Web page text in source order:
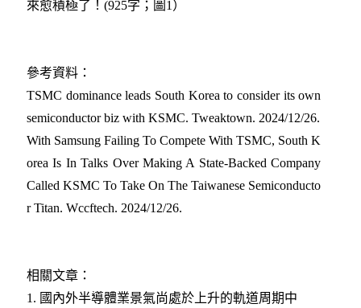
來愈積極了！(925字；圖1）
參考資料：
TSMC dominance leads South Korea to consider its own
semiconductor biz with KSMC. Tweaktown. 2024/12/26.
With Samsung Failing To Compete With TSMC, South K
orea Is In Talks Over Making A State-Backed Company
Called KSMC To Take On The Taiwanese Semiconducto
r Titan. Wccftech. 2024/12/26.
相關文章：
1. 國內外半導體業景氣尚處於上升的軌道周期中